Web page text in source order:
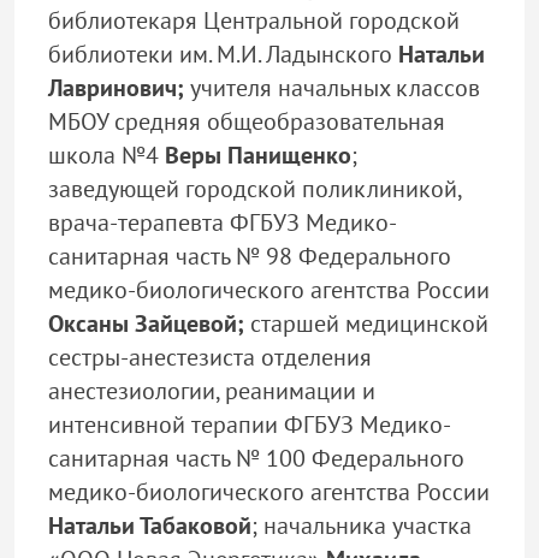
библиотекаря Центральной городской
библиотеки им. М.И. Ладынского Натальи
Лавринович; учителя начальных классов
МБОУ средняя общеобразовательная
школа №4 Веры Панищенко;
заведующей городской поликлиникой,
врача-терапевта ФГБУЗ Медико-
санитарная часть № 98 Федерального
медико-биологического агентства России
Оксаны Зайцевой; старшей медицинской
сестры-анестезиста отделения
анестезиологии, реанимации и
интенсивной терапии ФГБУЗ Медико-
санитарная часть № 100 Федерального
медико-биологического агентства России
Натальи Табаковой; начальника участка